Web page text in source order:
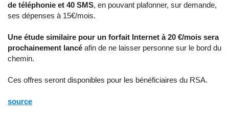
de téléphonie et 40 SMS, en pouvant plafonner, sur demande,
ses dépenses à 15€/mois.
Une étude similaire pour un forfait Internet à 20 €/mois sera
prochainement lancé afin de ne laisser personne sur le bord du
chemin.
Ces offres seront disponibles pour les bénéficiaires du RSA.
source